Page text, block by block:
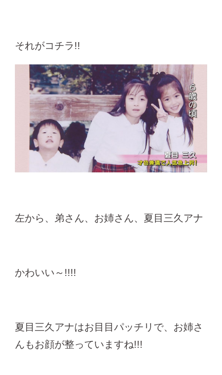
それがコチラ!!
左から、弟さん、お姉さん、夏目三久アナ
かわいい～!!!!
夏目三久アナはお目目パッチリで、お姉さ
んもお顔が整っていますね!!!